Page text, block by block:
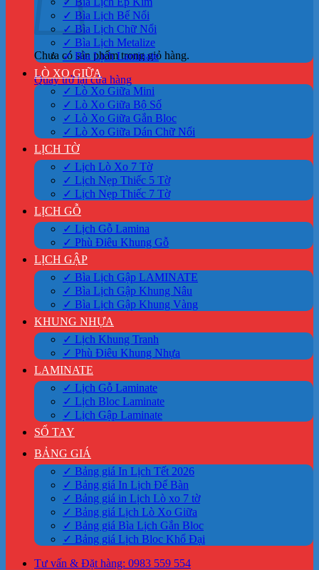
Chưa có sản phẩm trong giỏ hàng.
Quay trở lại cửa hàng
✓ Bìa Lịch Bế Nổi
✓ Bìa Lịch Chữ Nổi
✓ Bìa Lịch Metalize
✓ Bìa Lịch Laminate
LÒ XO GIỮA
✓ Lò Xo Giữa Mini
✓ Lò Xo Giữa Bộ Số
✓ Lò Xo Giữa Gắn Bloc
✓ Lò Xo Giữa Dán Chữ Nổi
LỊCH TỜ
✓ Lịch Lò Xo 7 Tờ
✓ Lịch Nẹp Thiếc 5 Tờ
✓ Lịch Nẹp Thiếc 7 Tờ
LỊCH GỖ
✓ Lịch Gỗ Lamina
✓ Phù Điêu Khung Gỗ
LỊCH GẬP
✓ Bìa Lịch Gập LAMINATE
✓ Bìa Lịch Gập Khung Nâu
✓ Bìa Lịch Gập Khung Vàng
KHUNG NHỰA
✓ Lịch Khung Tranh
✓ Phù Điêu Khung Nhựa
LAMINATE
✓ Lịch Gỗ Laminate
✓ Lịch Bloc Laminate
✓ Lịch Gập Laminate
SỔ TAY
BẢNG GIÁ
✓ Bảng giá In Lịch Tết 2026
✓ Bảng giá In Lịch Để Bàn
✓ Bảng giá in Lịch Lò xo 7 tờ
✓ Bảng giá Lịch Lò Xo Giữa
✓ Bảng giá Bìa Lịch Gắn Bloc
✓ Bảng giá Lịch Bloc Khổ Đại
Tư vấn & Đặt hàng: 0983 559 554